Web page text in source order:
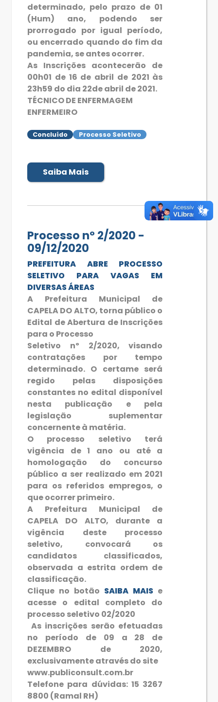
determinado, pelo prazo de 01
(Hum) ano, podendo ser
prorrogado por igual período,
ou encerrado quando do fim da
pandemia, se antes ocorrer.
As Inscrições acontecerão de
00h01 de 16 de abril de 2021 às
23h59 do dia 22de abril de 2021.
TÉCNICO DE ENFERMAGEM
ENFERMEIRO
Concluído Processo Seletivo
Saiba Mais
Processo nº 2/2020 -
09/12/2020
PREFEITURA ABRE PROCESSO
SELETIVO PARA VAGAS EM
DIVERSAS ÁREAS
A Prefeitura Municipal de
CAPELA DO ALTO, torna público o
Edital de Abertura de Inscrições
para o Processo
Seletivo nº 2/2020, visando
contratações por tempo
determinado. O certame será
regido pelas disposições
constantes no edital disponível
nesta publicação e pela
legislação suplementar
concernente à matéria.
O processo seletivo terá
vigência de 1 ano ou até a
homologação do concurso
público a ser realizado em 2021
para os referidos empregos, o
que ocorrer primeiro.
A Prefeitura Municipal de
CAPELA DO ALTO, durante a
vigência deste processo
seletivo, convocará os
candidatos classificados,
observada a estrita ordem de
classificação.
Clique no botão SAIBA MAIS e
acesse o edital completo do
processo seletivo 02/2020
As inscrições serão efetuadas
no período de 09 a 28 de
DEZEMBRO de 2020,
exclusivamente através do site
www.publiconsult.com.br
Telefone para dúvidas: 15 3267
8800 (Ramal RH)